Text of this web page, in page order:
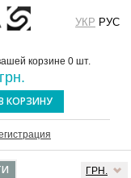
корзине 0 шт.
КОРЗИНУ
ГРН.
УКР РУС